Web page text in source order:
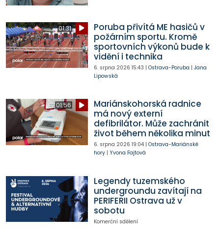
01:31
Poruba přivítá ME hasičů v
požárním sportu. Kromě
sportovních výkonů bude k
vidění i technika
6. srpna 2026 15:43 | Ostrava-Poruba | Jana
Lipowská
01:56
Mariánskohorská radnice
má nový externí
defibrilátor. Může zachránit
život během několika minut
6. srpna 2026 19:04| Ostrava-Mariánské
hory| Yvona Fajtová
Legendy tuzemského
undergroundu zavítají na
PERIFERII Ostrava už v
sobotu
Komerční sdělení